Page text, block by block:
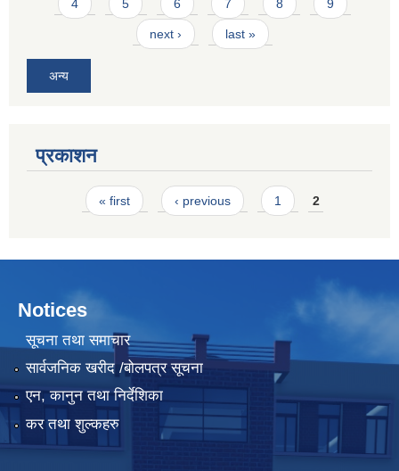
4 5 6 7 8 9
next › last »
अन्य
प्रकाशन
Pages« first ‹ previous 1 2
Notices
सूचना तथा समाचार
सार्वजनिक खरीद /बोलपत्र सूचना
एन, कानुन तथा निर्देशिका
कर तथा शुल्कहरु